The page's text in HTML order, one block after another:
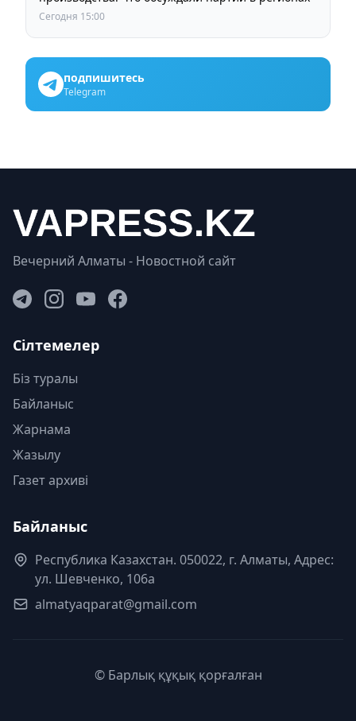
Сегодня 15:00
подпишитесь
Telegram
Вечерний Алматы - Новостной сайт
Сілтемелер
Біз туралы
Байланыс
Жарнама
Жазылу
Газет архиві
Байланыс
Республика Казахстан. 050022, г. Алматы, Адрес:
ул. Шевченко, 106а
almatyaqparat@gmail.com
© Барлық құқық қорғалған